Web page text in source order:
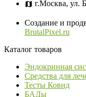
г.Москва, ул.
Создание и
BrutalPixel.ru
Каталог товаров
Эндокринная
Средства для
Тесты Ковид
БАДы